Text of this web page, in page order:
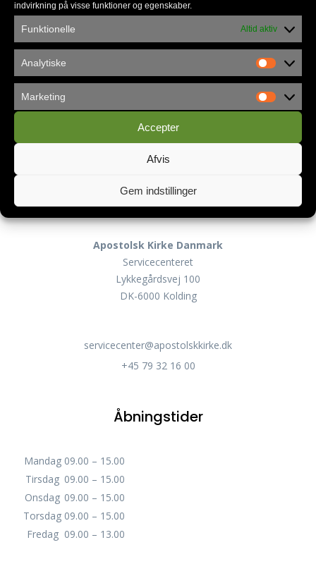
indvirkning på visse funktioner og egenskaber.
Funktionelle Altid aktiv
Analytiske
Marketing
Accepter
Afvis
Gem indstillinger
*skal udfyldes
E-mail*
Privatlivspolitik
Kontakt
Apostolsk Kirke Danmark
Servicecenteret
Lykkegårdsvej 100
DK-6000 Kolding
servicecenter@apostolskkirke.dk
+45 79 32 16 00
Åbningstider
Mandag 09.00 – 15.00
Tirsdag 09.00 – 15.00
Onsdag 09.00 – 15.00
Torsdag 09.00 – 15.00
Fredag 09.00 – 13.00